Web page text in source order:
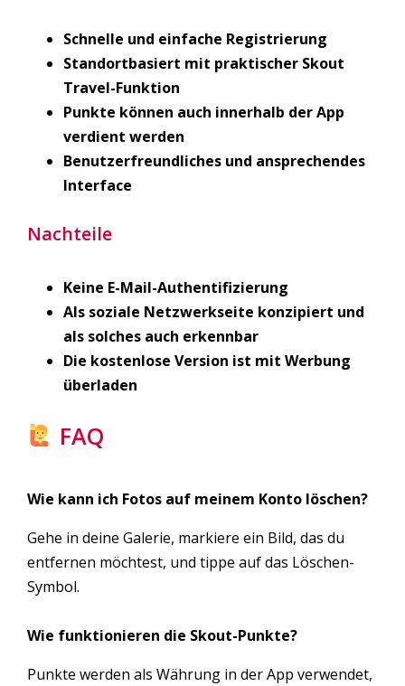
Schnelle und einfache Registrierung
Standortbasiert mit praktischer Skout
Travel-Funktion
Punkte können auch innerhalb der App
verdient werden
Benutzerfreundliches und ansprechendes
Interface
Nachteile
Keine E-Mail-Authentifizierung
Als soziale Netzwerkseite konzipiert und
als solches auch erkennbar
Die kostenlose Version ist mit Werbung
überladen
FAQ
Wie kann ich Fotos auf meinem Konto löschen?
Gehe in deine Galerie, markiere ein Bild, das du
entfernen möchtest, und tippe auf das Löschen-
Symbol.
Wie funktionieren die Skout-Punkte?
Punkte werden als Währung in der App verwendet,